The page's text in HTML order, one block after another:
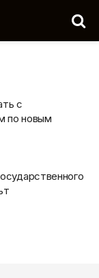
с
по новым